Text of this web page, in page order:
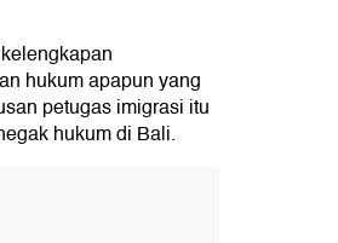
hukum apapun yang
petugas imigrasi itu
hukum di Bali.